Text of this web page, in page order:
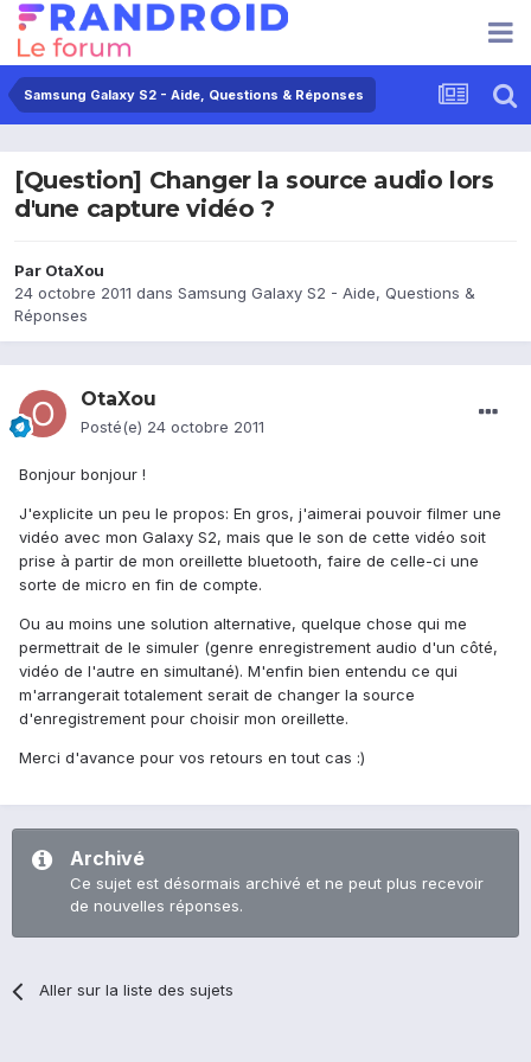
Samsung Galaxy S2 - Aide, Questions & Réponses
[Question] Changer la source audio lors
d'une capture vidéo ?
Par OtaXou
24 octobre 2011 dans Samsung Galaxy S2 - Aide, Questions &
Réponses
OtaXou
Posté(e) 24 octobre 2011
Bonjour bonjour !
J'explicite un peu le propos: En gros, j'aimerai pouvoir filmer une
vidéo avec mon Galaxy S2, mais que le son de cette vidéo soit
prise à partir de mon oreillette bluetooth, faire de celle-ci une
sorte de micro en fin de compte.
Ou au moins une solution alternative, quelque chose qui me
permettrait de le simuler (genre enregistrement audio d'un côté,
vidéo de l'autre en simultané). M'enfin bien entendu ce qui
m'arrangerait totalement serait de changer la source
d'enregistrement pour choisir mon oreillette.
Merci d'avance pour vos retours en tout cas :)
Archivé
Ce sujet est désormais archivé et ne peut plus recevoir
de nouvelles réponses.
Aller sur la liste des sujets